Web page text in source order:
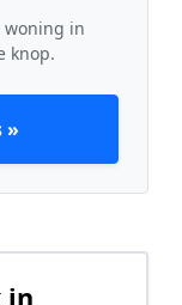
woning in
knop.
»
in